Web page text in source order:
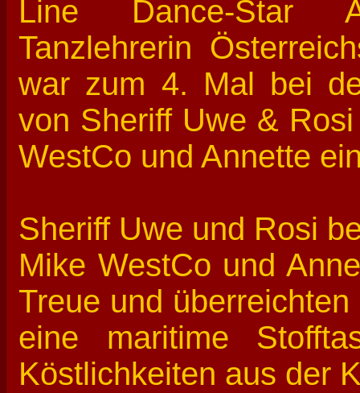
Line Dance-Star
Tanzlehrerin
war zum 4. Mal bei
von Sheriff Uwe &
WestCo und Annette
Sheriff Uwe und Rosi
Mike WestCo und
Treue und
eine maritime
Köstlichkeiten aus der